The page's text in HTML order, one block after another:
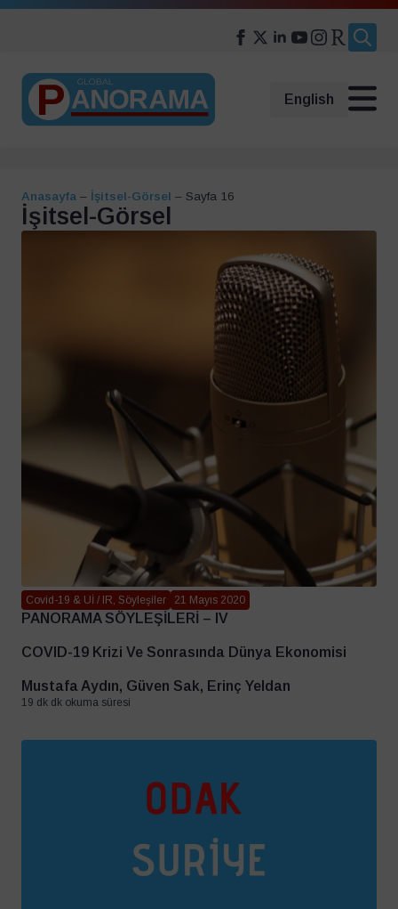
English
Anasayfa – İşitsel-Görsel – Sayfa 16
İşitsel-Görsel
Covid-19 & Uİ / IR, Söyleşiler 21 Mayıs 2020
PANORAMA SÖYLEŞİLERİ – IV
COVID-19 Krizi Ve Sonrasında Dünya Ekonomisi
Mustafa Aydın, Güven Sak, Erinç Yeldan
19 dk dk okuma süresi